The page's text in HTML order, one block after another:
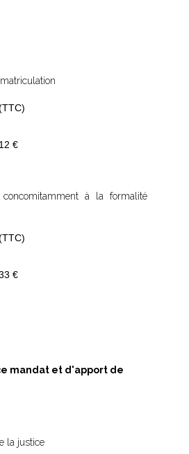
€
à la formalité
€
mandat et d'apport de
la justice